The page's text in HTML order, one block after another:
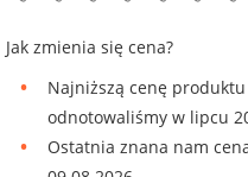
Jak zmienia się cena?
Najniższą cenę produktu
odnotowaliśmy w lipcu
Ostatnia znana nam